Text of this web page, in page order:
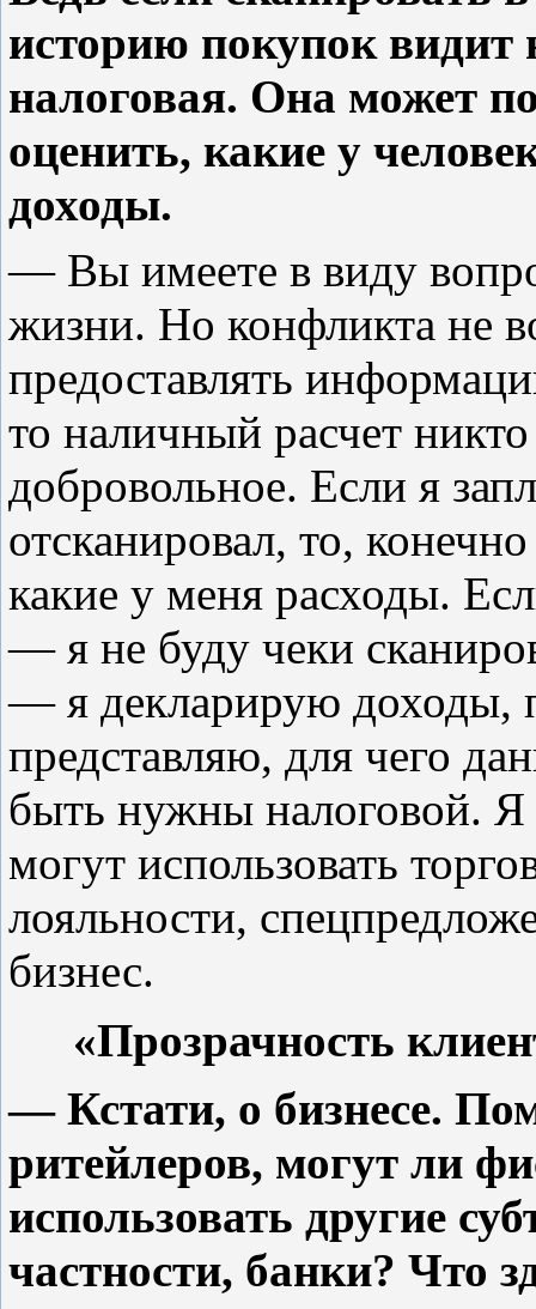
историю покупок видит
налоговая. Она может
оценить, какие у
доходы.
— Вы имеете в виду
жизни. Но конфликта не
предоставлять
то наличный расчет
добровольное. Если я
отсканировал, то,
какие у меня расходы.
— я не буду чеки
— я декларирую доходы,
представляю, для чего
быть нужны налоговой. Я
могут использовать
лояльности,
бизнес.
«Прозрачность
— Кстати, о бизнесе.
ритейлеров, могут ли
использовать другие
частности, банки? Что